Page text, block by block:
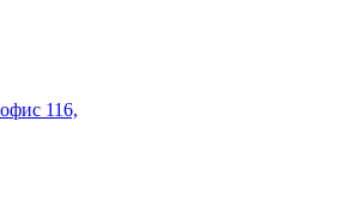
116,